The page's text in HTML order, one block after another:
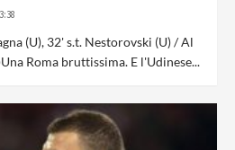
(U), 32' s.t. Nestorovski (U) / Al
Roma bruttissima. E l'Udinese...